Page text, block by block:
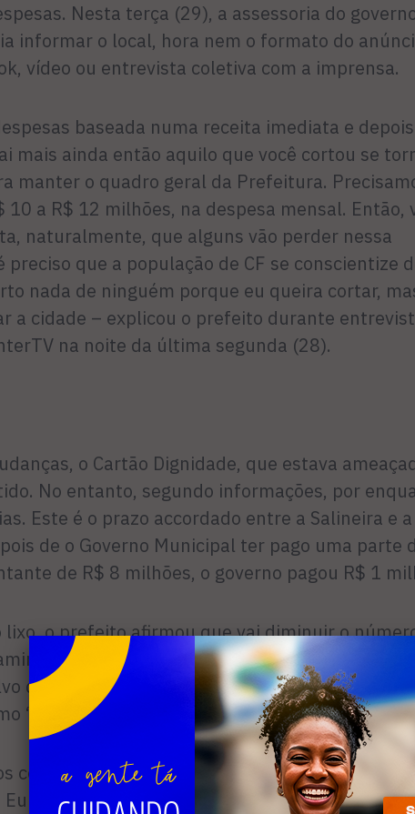
Nesta terça (29), a assessoria do
informar o local, hora nem o formato do
vídeo ou entrevista coletiva com a imprensa.
basea­da numa receita imediata e de­pois
mais ainda então aquilo que você cortou se
manter o quadro geral da Prefeitura.
10 a R$ 12 milhões, na despesa mensal. Então,
natu­ralmente, que alguns vão perder nessa
preciso que a população de CF se conscien­tize
nada de ninguém porque eu queira cor­tar,
a cidade – explicou o prefeito durante
na noite da última segunda (28).
o Car­tão Dignidade, que estava
No en­tanto, segundo informações, por
Este é o prazo accordado entre a Sa­lineira e a
de o Governo Municipal ter pago uma parte
de R$ 8 milhões, o governo pagou R$ 1
lixo, o prefeito afirmou que vai diminuir o
assim, como a varrição e os dias de
dos cortes serão as horas extras, que o
“vantagens e privilégios”.
cortar de mui­ta gente porque temos que baixar
Eu corto porque não tem como pagar –